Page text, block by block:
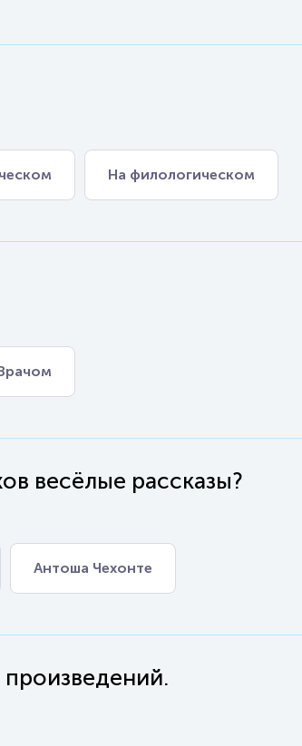
На филологическом
весёлые рассказы?
Антоша Чехонте
произведений.